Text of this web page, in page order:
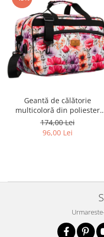
Geantă de călătorie
multicoloră din poliester
rezistent cu port USB,
acoperită cu un model vegetal
- Rovicky PTR-R-TL15608-8831
174,00 Lei
96,00 Lei